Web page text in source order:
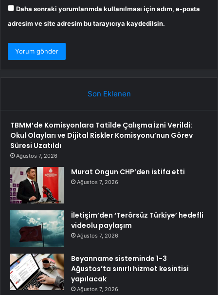
Daha sonraki yorumlarımda kullanılması için adım, e-posta
adresim ve site adresim bu tarayıcıya kaydedilsin.
Son Eklenen
TBMM’de Komisyonlara Tatilde Çalışma İzni Verildi:
Okul Olayları ve Dijital Riskler Komisyonu’nun Görev
Süresi Uzatıldı
Ağustos 7, 2026
Murat Ongun CHP’den istifa etti
Ağustos 7, 2026
İletişim’den ‘Terörsüz Türkiye’ hedefli
videolu paylaşım
Ağustos 7, 2026
Beyanname sisteminde 1-3
Ağustos’ta sınırlı hizmet kesintisi
yapılacak
Ağustos 7, 2026